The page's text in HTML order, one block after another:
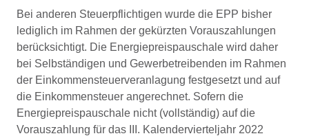
Bei anderen Steuerpflichtigen wurde die EPP bisher
lediglich im Rahmen der gekürzten Vorauszahlungen
berücksichtigt. Die Energiepreispauschale wird daher
bei Selbständigen und Gewerbetreibenden im Rahmen
der Einkommensteuerveranlagung festgesetzt und auf
die Einkommensteuer angerechnet. Sofern die
Energiepreispauschale nicht (vollständig) auf die
Vorauszahlung für das III. Kalendervierteljahr 2022